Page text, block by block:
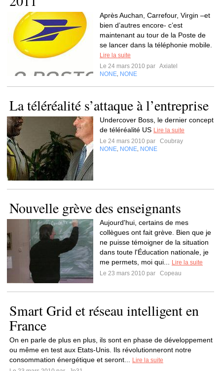
Après Auchan, Carrefour, Virgin –et
bien d’autres encore- c’est
maintenant au tour de la Poste de
se lancer dans la téléphonie mobile.
Lire la suite
Le 24 mars 2010 par Axiatel
NONE NONE
La téléréalité s’attaque à l’entreprise
Undercover Boss, le dernier concept
de téléréalité US Lire la suite
Le 24 mars 2010 par
Coubray
NONE NONE NONE
Nouvelle grève des enseignants
Aujourd'hui, certains de mes
collègues ont fait grève. Bien que je
ne puisse témoigner de la situation
dans toute l'Éducation nationale, je
me permets, moi qui...
Lire la suite
Le 23 mars 2010 par
Copeau
Smart Grid et réseau intelligent en
France
On en parle de plus en plus, ils sont en phase de développement
ou même en test aux Etats-Unis. Ils révolutionneront notre
consommation énergétique et seront...
Lire la suite